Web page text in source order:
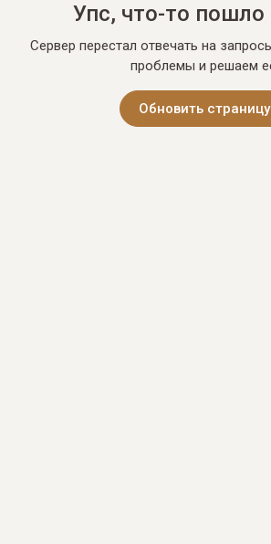
Упс, что-то пошло
Сервер перестал отвечать на
проблемы и решаем
Обновить страницу